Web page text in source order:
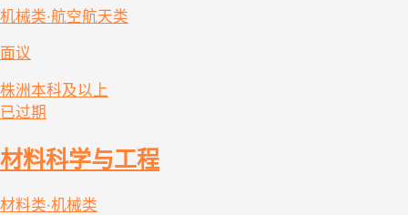
机械类·航空航天类
面议
株洲本科及以上
已过期
材料科学与工程
材料类·机械类